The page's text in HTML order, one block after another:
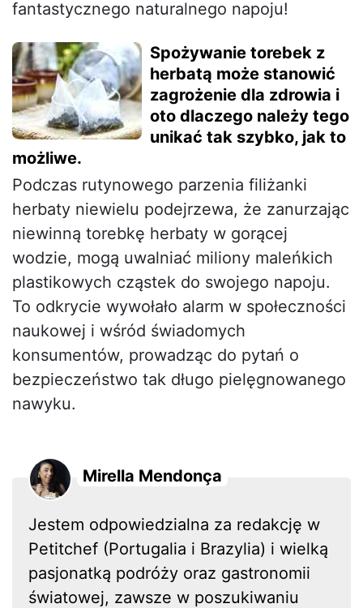
fantastycznego naturalnego napoju!
Spożywanie torebek z
herbatą może stanowić
zagrożenie dla zdrowia i
oto dlaczego należy tego
unikać tak szybko, jak to
możliwe.
Podczas rutynowego parzenia filiżanki
herbaty niewielu podejrzewa, że zanurzając
niewinną torebkę herbaty w gorącej
wodzie, mogą uwalniać miliony maleńkich
plastikowych cząstek do swojego napoju.
To odkrycie wywołało alarm w społeczności
naukowej i wśród świadomych
konsumentów, prowadząc do pytań o
bezpieczeństwo tak długo pielęgnowanego
nawyku.
Mirella Mendonça
Jestem odpowiedzialna za redakcję w
Petitchef (Portugalia i Brazylia) i wielką
pasjonatką podróży oraz gastronomii
światowej, zawsze w poszukiwaniu